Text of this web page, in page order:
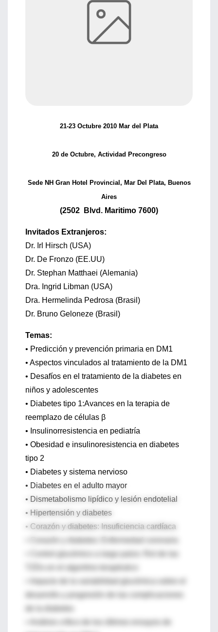
21-23 Octubre 2010 Mar del Plata
20 de Octubre, Actividad Precongreso
Sede NH Gran Hotel Provincial, Mar Del Plata, Buenos
Aires
(2502 Blvd. Maritimo 7600)
Invitados Extranjeros:
Dr. Irl Hirsch (USA)
Dr. De Fronzo (EE.UU)
Dr. Stephan Matthaei (Alemania)
Dra. Ingrid Libman (USA)
Dra. Hermelinda Pedrosa (Brasil)
Dr. Bruno Geloneze (Brasil)
Temas:
• Predicción y prevención primaria en DM1
• Aspectos vinculados al tratamiento de la DM1
• Desafíos en el tratamiento de la diabetes en
niños y adolescentes
• Diabetes tipo 1:Avances en la terapia de
reemplazo de células β
• Insulinorresistencia en pediatría
• Obesidad e insulinoresistencia en diabetes
tipo 2
• Diabetes y sistema nervioso
• Diabetes en el adulto mayor
• Dismetabolismo lipídico y lesión endotelial
• Hipertensión y diabetes
• Corazón y diabetes: Insuficiencia cardíaca
• Control glucémico a largo palzo: Rol de las
TZDs en el algoritmo terapéutico
desarrollo y progresión de las complicaciones
• Análisis crítico de los últimos ensayos de